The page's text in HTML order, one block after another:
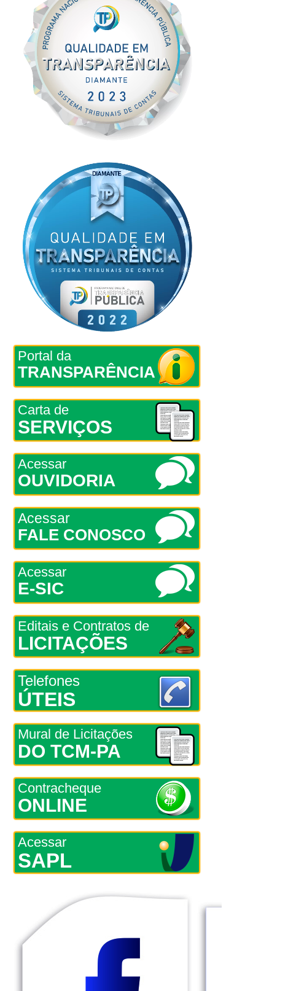
Portal da
TRANSPARÊNCIA
Carta de
SERVIÇOS
Acessar
OUVIDORIA
Acessar
FALE CONOSCO
Acessar
E-SIC
Editais e Contratos de
LICITAÇÕES
Telefones
ÚTEIS
Mural de Licitações
DO TCM-PA
Contracheque
ONLINE
Acessar
SAPL